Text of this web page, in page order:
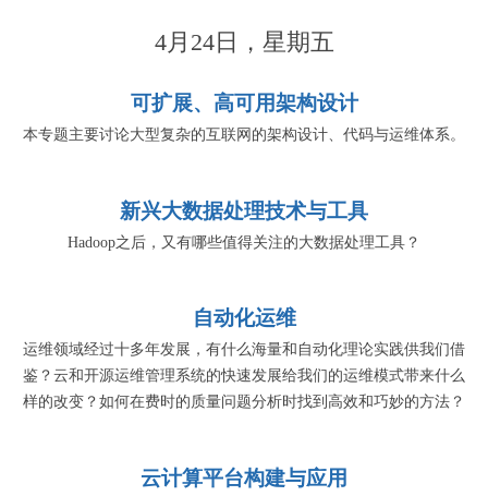
4月24日，星期五
可扩展、高可用架构设计
本专题主要讨论大型复杂的互联网的架构设计、代码与运维体系。
新兴大数据处理技术与工具
Hadoop之后，又有哪些值得关注的大数据处理工具？
自动化运维
运维领域经过十多年发展，有什么海量和自动化理论实践供我们借
鉴？云和开源运维管理系统的快速发展给我们的运维模式带来什么
样的改变？如何在费时的质量问题分析时找到高效和巧妙的方法？
云计算平台构建与应用